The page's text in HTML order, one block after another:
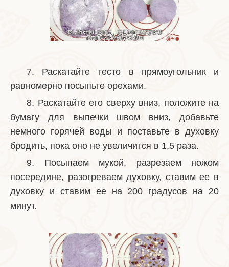
7. Раскатайте тесто в прямоугольник и
равномерно посыпьте орехами.
8. Раскатайте его сверху вниз, положите на
бумагу для выпечки швом вниз, добавьте
немного горячей воды и поставьте в духовку
бродить, пока оно не увеличится в 1,5 раза.
9. Посыпаем мукой, разрезаем ножом
посередине, разогреваем духовку, ставим ее в
духовку и ставим ее на 200 градусов на 20
минут.